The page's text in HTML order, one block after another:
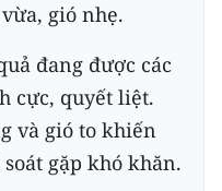
gió nhẹ.
đang được các
cực, quyết liệt.
và gió to khiến
gặp khó khăn.